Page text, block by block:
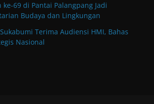
69 di Pantai Palangpang Jadi
Budaya dan Lingkungan
Terima Audiensi HMI, Bahas
Nasional